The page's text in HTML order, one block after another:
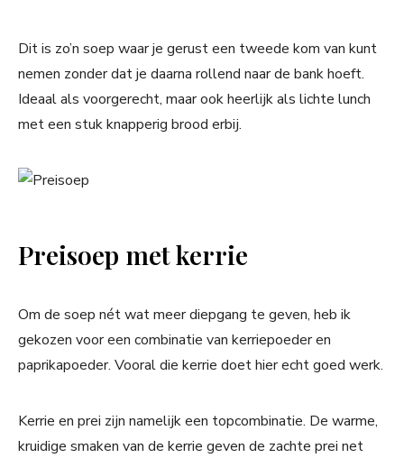
Dit is zo’n soep waar je gerust een tweede kom van kunt
nemen zonder dat je daarna rollend naar de bank hoeft.
Ideaal als voorgerecht, maar ook heerlijk als lichte lunch
met een stuk knapperig brood erbij.
Preisoep met kerrie
Om de soep nét wat meer diepgang te geven, heb ik
gekozen voor een combinatie van kerriepoeder en
paprikapoeder. Vooral die kerrie doet hier echt goed werk.
Kerrie en prei zijn namelijk een topcombinatie. De warme,
kruidige smaken van de kerrie geven de zachte prei net